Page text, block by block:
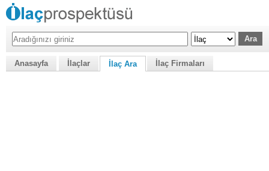
Anasayfa İlaçlar İlaç Ara İlaç Firmaları